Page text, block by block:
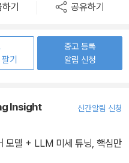
기 공유하기
기
중고 등록
알림 신청
Insight
신간알림 신청
모델 + LLM 미세 튜닝, 핵심만